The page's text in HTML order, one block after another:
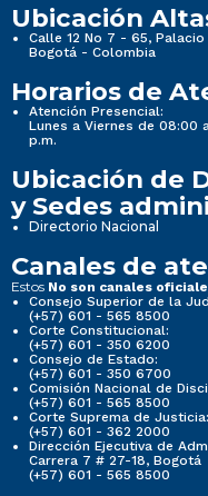
Ubicación
Calle 12 No 7 - 65,
Bogotá - Colombia
Horarios de
Atención Presencial:
Lunes a Viernes de 08:00
p.m.
Ubicación de
y Sedes
Directorio Nacional
Canales de
Estos No son canales
Consejo Superior de la
(+57) 601 - 565 8500
Corte Constitucional:
(+57) 601 - 350 6200
Consejo de Estado:
(+57) 601 - 350 6700
Comisión Nacional de
(+57) 601 - 565 8500
Corte Suprema de Justicia:
(+57) 601 - 362 2000
Dirección Ejecutiva de
Carrera 7 # 27-18, Bogotá
(+57) 601 - 565 8500